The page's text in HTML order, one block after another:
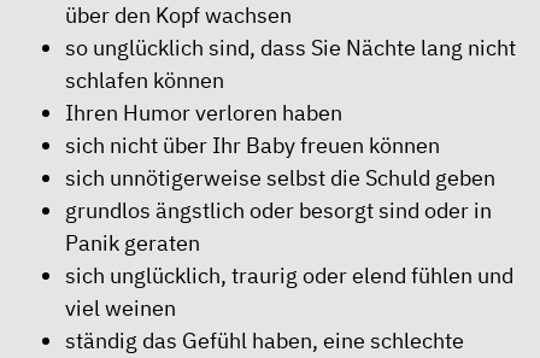
über den Kopf wachsen
so unglücklich sind, dass Sie Nächte lang nicht
schlafen können
Ihren Humor verloren haben
sich nicht über Ihr Baby freuen können
sich unnötigerweise selbst die Schuld geben
grundlos ängstlich oder besorgt sind oder in
Panik geraten
sich unglücklich, traurig oder elend fühlen und
viel weinen
ständig das Gefühl haben, eine schlechte